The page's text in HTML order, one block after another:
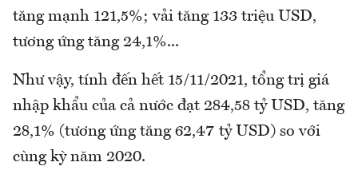
tăng mạnh 121,5%; vải tăng 133 triệu USD,
tương ứng tăng 24,1%...
Như vậy, tính đến hết 15/11/2021, tổng trị giá
nhập khẩu của cả nước đạt 284,58 tỷ USD, tăng
28,1% (tương ứng tăng 62,47 tỷ USD) so với
cùng kỳ năm 2020.